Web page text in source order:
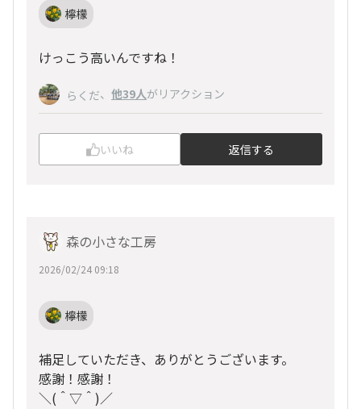
檸檬
けっこう高いんですね！
らくだ、 他39人がリアクション
いいね 返信する
森の小さな工房
2026/02/24 09:18
檸檬
補足していただき、ありがとうございます。
感謝！感謝！
＼(＾▽＾)／